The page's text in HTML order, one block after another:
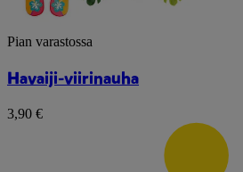
Pian varastossa
Havaiji-viirinauha
3,90 €